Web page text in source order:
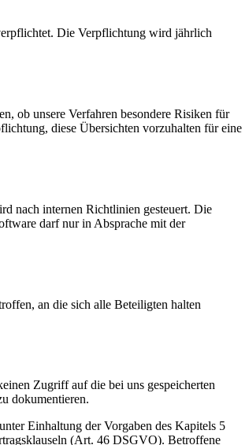
Die Verpflichtung wird jährlich
ob unsere Verfahren besondere Risiken für
diese Übersichten vorzuhalten für eine
nach internen Richtlinien gesteuert. Die
darf nur in Absprache mit der
an die sich alle Beteiligten halten
Zugriff auf die bei uns gespeicherten
dokumentieren.
Einhaltung der Vorgaben des Kapitels 5
(Art. 46 DSGVO). Betroffene